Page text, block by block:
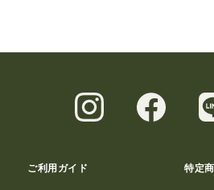
ご利用ガイド 特定